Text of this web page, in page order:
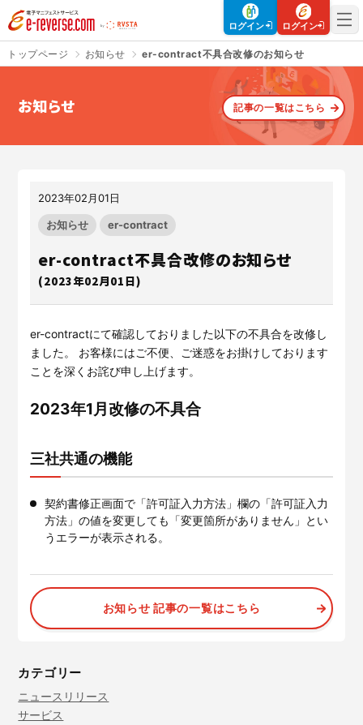
電子マニフェストサービス | e-reverse.com（イーリバースドットコ
ログイン ログイン
さよなら、紙マニフェスト
サービスサイトを見る
建設現場をICTでスマートに
入退場も、調整会議も、もっと
テムを提供するサービスです。
サービスサイトを見る
の算出・可視化が可能な新しい
クラウドサービスです。
施工管理業務の標準化とノウハ
ウ継承を支援するサービスで
す。
サービスサイトを見る
トプログラムを簡便に構築でき
サービスサイトを見る
トップページ お知らせ er-contract不具合改修のお知らせ
お知らせ 記事の一覧はこちら
2023年02月01日
お知らせ er-contract
er-contract不具合改修のお知らせ
(2023年02月01日)
er-contractにて確認しておりました以下の不具合を改修し
ました。 お客様にはご不便、ご迷惑をお掛けしております
ことを深くお詫び申し上げます。
2023年1月改修の不具合
三社共通の機能
契約書修正画面で「許可証入力方法」欄の「許可証入力
方法」の値を変更しても「変更箇所がありません」とい
うエラーが表示される。
お知らせ 記事の一覧はこちら
カテゴリー
ニュースリリース
サービス